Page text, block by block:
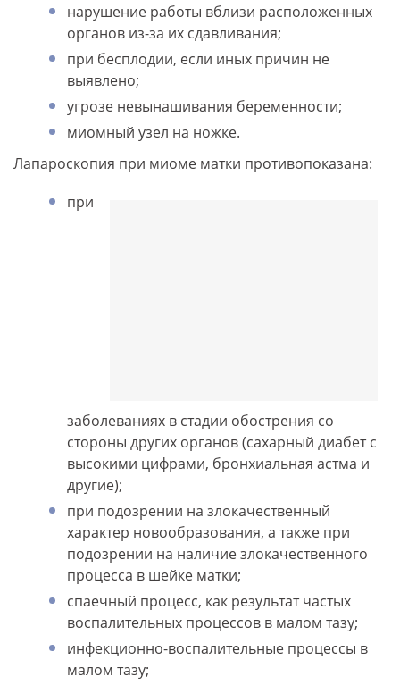
нарушение работы вблизи расположенных
органов из-за их сдавливания;
при бесплодии, если иных причин не
выявлено;
угрозе невынашивания беременности;
миомный узел на ножке.
Лапароскопия при миоме матки противопоказана:
при
заболеваниях в стадии обострения со
стороны других органов (сахарный диабет с
высокими цифрами, бронхиальная астма и
другие);
при подозрении на злокачественный
характер новообразования, а также при
подозрении на наличие злокачественного
процесса в шейке матки;
спаечный процесс, как результат частых
воспалительных процессов в малом тазу;
инфекционно-воспалительные процессы в
малом тазу;